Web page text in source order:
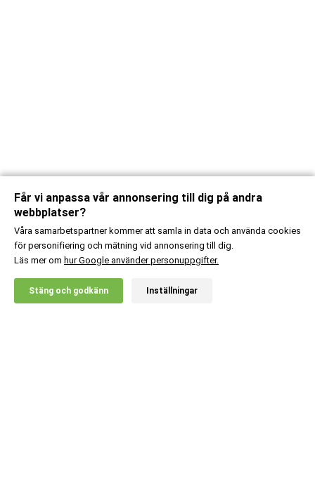
20% RABATT!
X
Får vi anpassa vår annonsering till dig på andra
webbplatser?
Våra samarbetspartner kommer att samla in data och använda cookies
för personifiering och mätning vid annonsering till dig.
Läs mer om hur Google använder personuppgifter.
Stäng och godkänn Inställningar